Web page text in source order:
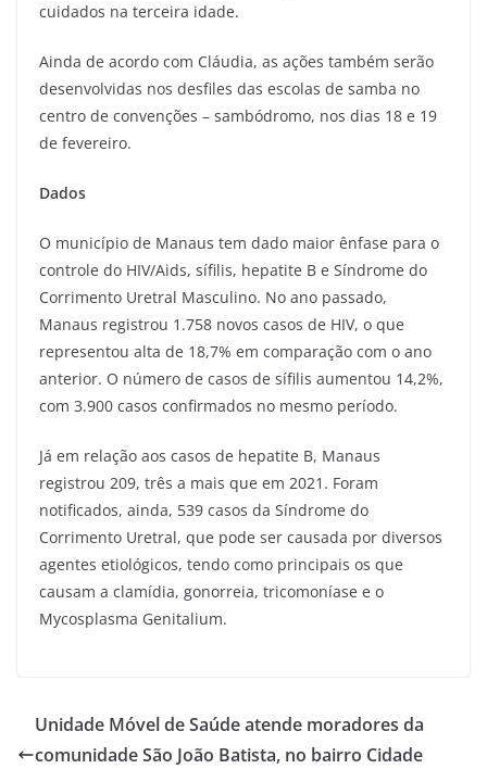
cuidados na terceira idade.
Ainda de acordo com Cláudia, as ações também serão
desenvolvidas nos desfiles das escolas de samba no
centro de convenções – sambódromo, nos dias 18 e 19
de fevereiro.
Dados
O município de Manaus tem dado maior ênfase para o
controle do HIV/Aids, sífilis, hepatite B e Síndrome do
Corrimento Uretral Masculino. No ano passado,
Manaus registrou 1.758 novos casos de HIV, o que
representou alta de 18,7% em comparação com o ano
anterior. O número de casos de sífilis aumentou 14,2%,
com 3.900 casos confirmados no mesmo período.
Já em relação aos casos de hepatite B, Manaus
registrou 209, três a mais que em 2021. Foram
notificados, ainda, 539 casos da Síndrome do
Corrimento Uretral, que pode ser causada por diversos
agentes etiológicos, tendo como principais os que
causam a clamídia, gonorreia, tricomoníase e o
Mycosplasma Genitalium.
Unidade Móvel de Saúde atende moradores da
comunidade São João Batista, no bairro Cidade